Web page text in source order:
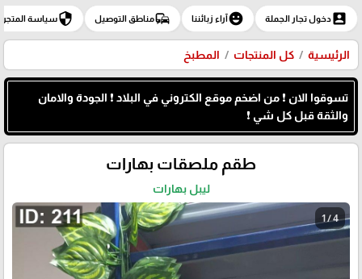
account_boxدخول تجار الجملة emoji_emotionsآراء زبائننا commuteمناطق التوصيل securityسياسة المتجر
الرئيسية كل المنتجات المطبخ
تسوقوا الان ❗ من اضخم موقع الكتروني في البلاد ❗ الجودة والامان
والثقة قبل كل شي ❗
طقم ملصقات بهارات
ليبل بهارات
1 / 4